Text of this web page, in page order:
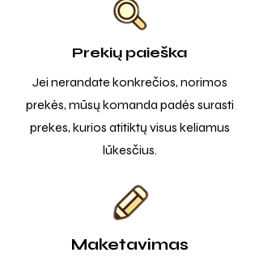
Prekių paieška
Jei nerandate konkrečios, norimos
prekės, mūsų komanda padės surasti
prekes, kurios atitiktų visus keliamus
lūkesčius.
Maketavimas